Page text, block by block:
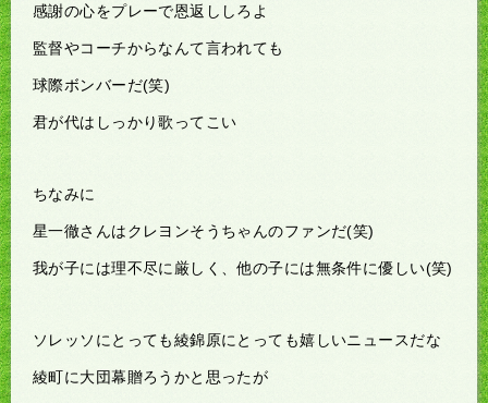
感謝の心をプレーで恩返ししろよ
監督やコーチからなんて言われても
球際ボンバーだ(笑)
君が代はしっかり歌ってこい
ちなみに
星一徹さんはクレヨンそうちゃんのファンだ(笑)
我が子には理不尽に厳しく、他の子には無条件に優しい(笑)
ソレッソにとっても綾錦原にとっても嬉しいニュースだな
綾町に大団幕贈ろうかと思ったが